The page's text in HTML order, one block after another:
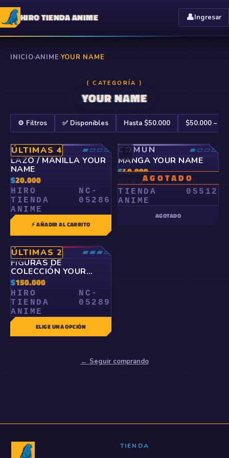
HIRO TIENDA ANIME 👤Ingresar
INICIO›ANIME›YOUR NAME
⟨ CATEGORÍA ⟩
YOUR NAME
⚙️ Filtros ✅ Disponibles Hasta $50.000 $50.000 –
🤍
ÚLTIMAS 4
COMÚN
▰▱▱▱
LAZO / MANILLA YOUR
NAME
$20.000
HIRO
TIENDA
ANIME
NC-
05286
⚡ AÑADIR AL CARRITO
🤍
AGOTADO
COMÚN
▰▱▱▱
MANGA YOUR NAME
$40.000
HIRO
TIENDA
ANIME
NC-
05512
AGOTADO
🤍
ÚLTIMAS 2
ÉPICO
▰▰▰▱
FIGURAS DE
COLECCIÓN YOUR
NAME
$150.000
HIRO
TIENDA
ANIME
NC-
05289
ELIGE UNA OPCIÓN
← Seguir comprando
TIENDA